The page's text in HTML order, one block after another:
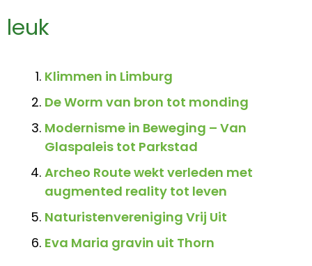
leuk
Klimmen in Limburg
De Worm van bron tot monding
Modernisme in Beweging – Van
Glaspaleis tot Parkstad
Archeo Route wekt verleden met
augmented reality tot leven
Naturistenvereniging Vrij Uit
Eva Maria gravin uit Thorn